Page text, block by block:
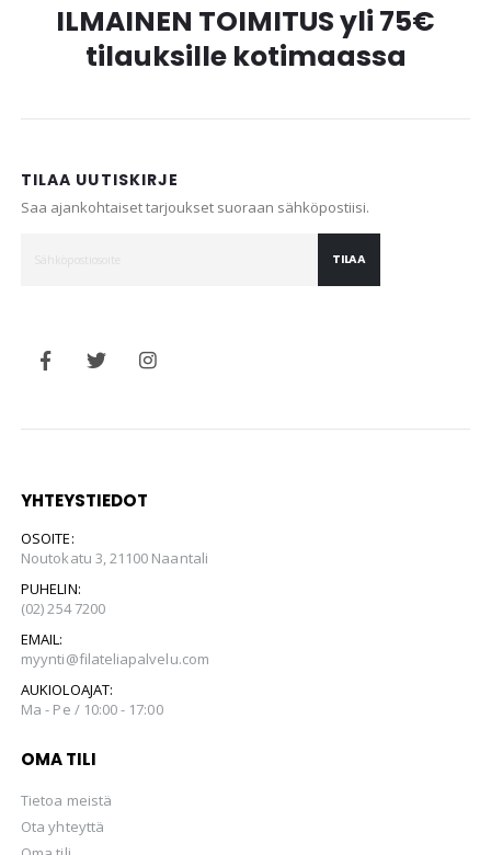
ILMAINEN TOIMITUS yli 75€
tilauksille kotimaassa
TILAA UUTISKIRJE
Saa ajankohtaiset tarjoukset suoraan sähköpostiisi.
TILAA
YHTEYSTIEDOT
OSOITE:
Noutokatu 3, 21100 Naantali
PUHELIN:
(02) 254 7200
EMAIL:
myynti@filateliapalvelu.com
AUKIOLOAJAT:
Ma - Pe / 10:00 - 17:00
OMA TILI
Tietoa meistä
Ota yhteyttä